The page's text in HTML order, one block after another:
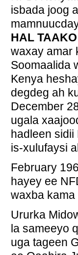
isbada joog
HAL TAAKO
waxay amar
Soomaalida
Kenya
degdeg ah
December
ugala
hadleen sidii
is-xulufaysi
February
hayey ee
waxba
Ururka
la sameeyo
uga tageen